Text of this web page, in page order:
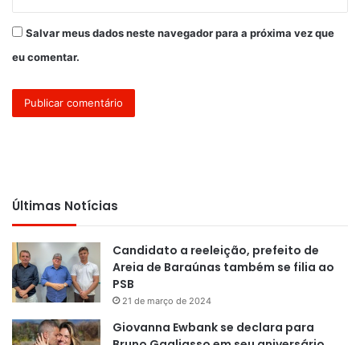
Salvar meus dados neste navegador para a próxima vez que
eu comentar.
Últimas Notícias
Candidato a reeleição, prefeito de
Areia de Baraúnas também se filia ao
PSB
21 de março de 2024
Giovanna Ewbank se declara para